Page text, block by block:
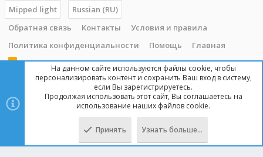
Mipped light
Russian (RU)
Обратная связь
Контакты
Условия и правила
Политика конфиденциальности
Помощь Главная
R
Copyright © 2014 - 2025, mipped.com. Все права защищены. При
копировании материала с сайта, обратная ссылка обязательна!
На данном сайте используются файлы cookie, чтобы
персонализировать контент и сохранить Ваш вход в систему,
если Вы зарегистрируетесь.
Продолжая использовать этот сайт, Вы соглашаетесь на
использование наших файлов cookie.
Принять Узнать больше…